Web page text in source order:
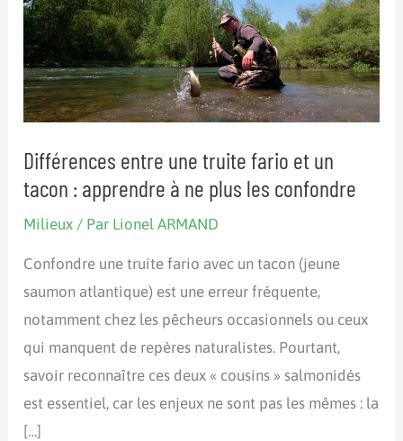
Différences entre une truite fario et un
tacon : apprendre à ne plus les confondre
Milieux / Par Lionel ARMAND
Confondre une truite fario avec un tacon (jeune
saumon atlantique) est une erreur fréquente,
notamment chez les pêcheurs occasionnels ou ceux
qui manquent de repères naturalistes. Pourtant,
savoir reconnaître ces deux « cousins » salmonidés
est essentiel, car les enjeux ne sont pas les mêmes : la
[…]